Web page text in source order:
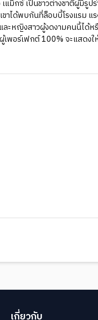
ซ์ เป็นชาวต่างชาติผู้มีรูป
าได้พบกันที่ล็อบบี้โรงแรม
หญิงสาวผู้งดงามคนนี้ได้ห
พอร์เฟกต์ 100% จะแสดง